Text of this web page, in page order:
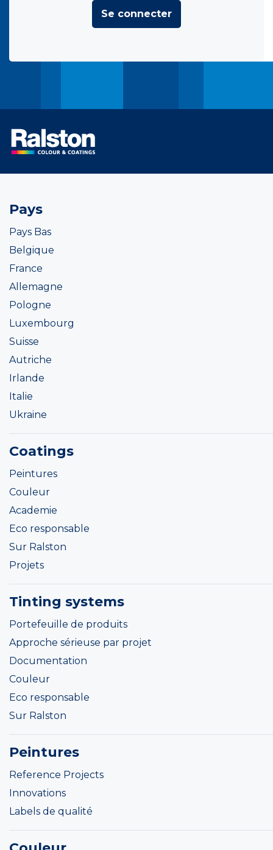
Se connecter
Pays
Pays Bas
Belgique
France
Allemagne
Pologne
Luxembourg
Suisse
Autriche
Irlande
Italie
Ukraine
Coatings
Peintures
Couleur
Academie
Eco responsable
Sur Ralston
Projets
Tinting systems
Portefeuille de produits
Approche sérieuse par projet
Documentation
Couleur
Eco responsable
Sur Ralston
Peintures
Reference Projects
Innovations
Labels de qualité